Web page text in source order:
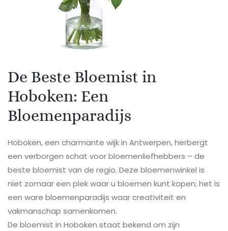
De Beste Bloemist in
Hoboken: Een
Bloemenparadijs
Hoboken, een charmante wijk in Antwerpen, herbergt
een verborgen schat voor bloemenliefhebbers – de
beste bloemist van de regio. Deze bloemenwinkel is
niet zomaar een plek waar u bloemen kunt kopen; het is
een ware bloemenparadijs waar creativiteit en
vakmanschap samenkomen.
De bloemist in Hoboken staat bekend om zijn